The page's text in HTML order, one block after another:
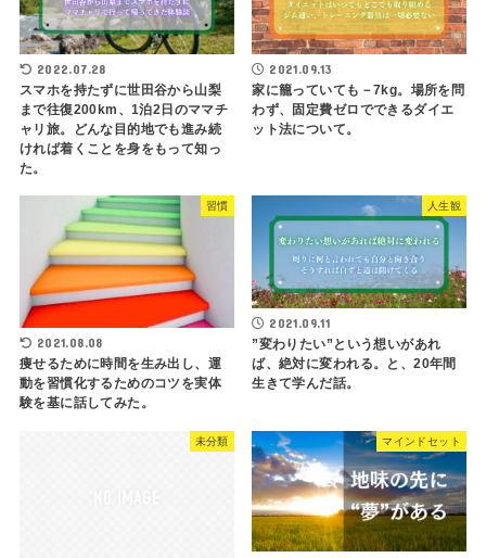
2022.07.28
スマホを持たずに世田谷から山梨
まで往復200km、1泊2日のママチ
ャリ旅。どんな目的地でも進み続
ければ着くことを身をもって知っ
た。
2021.09.13
家に籠っていても－7kg。場所を問
わず、固定費ゼロでできるダイエ
ット法について。
習慣
2021.08.08
痩せるために時間を生み出し、運
動を習慣化するためのコツを実体
験を基に話してみた。
人生観
2021.09.11
”変わりたい”という想いがあれ
ば、絶対に変われる。と、20年間
生きて学んだ話。
未分類 マインドセット